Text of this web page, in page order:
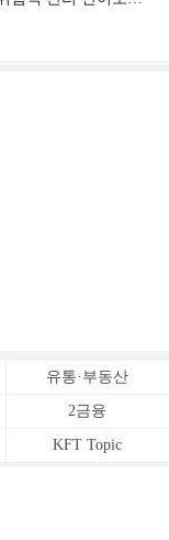
유통·부동산
2금융
KFT Topic